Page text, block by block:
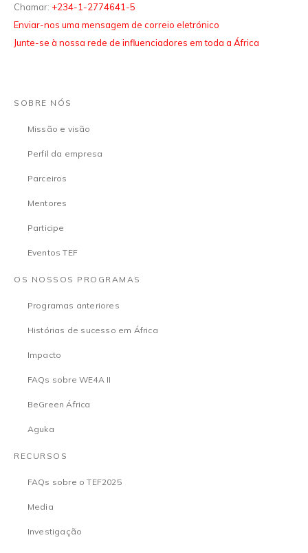
Chamar: +234-1-2774641-5
Enviar-nos uma mensagem de correio eletrónico
Junte-se à nossa rede de influenciadores em toda a África
SOBRE NÓS
Missão e visão
Perfil da empresa
Parceiros
Mentores
Participe
Eventos TEF
OS NOSSOS PROGRAMAS
Programas anteriores
Histórias de sucesso em África
Impacto
FAQs sobre WE4A II
BeGreen África
Aguka
RECURSOS
FAQs sobre o TEF2025
Media
Investigação